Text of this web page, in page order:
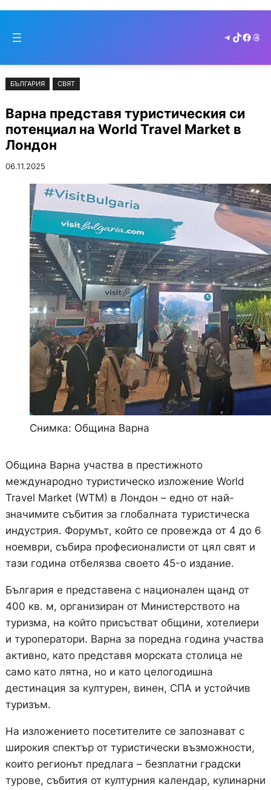
съдържанието
to
Telegram
TikTok
БЪЛГАРИЯ СВЯТ
Варна представя туристическия си
потенциал на World Travel Market в
Лондон
06.11.2025
Снимка: Община Варна
Община Варна участва в престижното
международно туристическо изложение World
Travel Market (WTM) в Лондон – едно от най-
значимите събития за глобалната туристическа
индустрия. Форумът, който се провежда от 4 до 6
ноември, събира професионалисти от цял свят и
тази година отбелязва своето 45-о издание.
България е представена с национален щанд от
400 кв. м, организиран от Министерството на
туризма, на който присъстват общини, хотелиери
и туроператори. Варна за поредна година участва
активно, като представя морската столица не
само като лятна, но и като целогодишна
дестинация за културен, винен, СПА и устойчив
туризъм.
На изложението посетителите се запознават с
широкия спектър от туристически възможности,
които регионът предлага – безплатни градски
турове, събития от културния календар, кулинарни